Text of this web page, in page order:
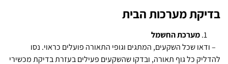
בדיקת מערכות הבית
מערכת החשמל
– ודאו שכל השקעים, המתגים וגופי התאורה פועלים כראוי. נסו
להדליק כל גוף תאורה, ובדקו שהשקעים פעילים בעזרת בדיקת מכשירי